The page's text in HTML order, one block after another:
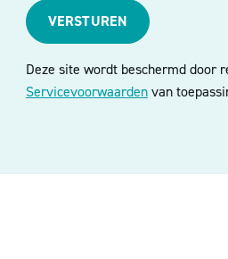
VERSTUREN
Deze site wordt beschermd door
Servicevoorwaardenvan